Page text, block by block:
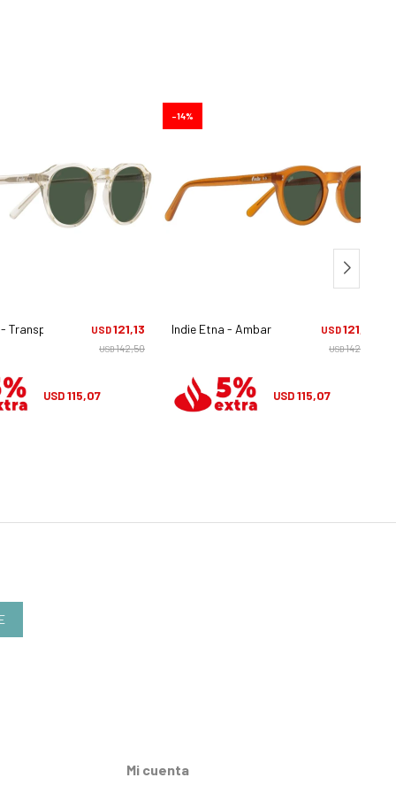
Transparente USD121,13
USD142,50
USD115,07
Indie Etna - Ambar USD121,13
USD142,50
14
USD115,07
Mi cuenta